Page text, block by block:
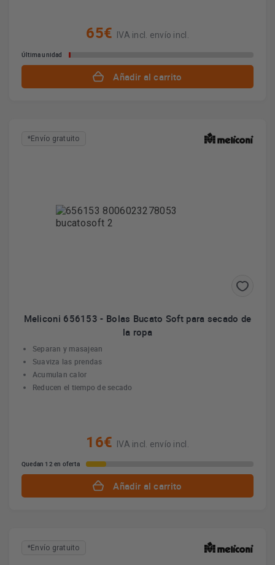
65€ IVA incl. envío incl.
Última unidad
Añadir al carrito
*Envío gratuito
Meliconi 656153 - Bolas Bucato Soft para secado de
la ropa
Separan y masajean
Suaviza las prendas
Acumulan calor
Reducen el tiempo de secado
16€ IVA incl. envío incl.
Quedan 12 en oferta
Añadir al carrito
*Envío gratuito